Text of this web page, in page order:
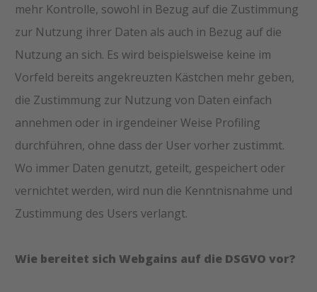
mehr Kontrolle, sowohl in Bezug auf die Zustimmung
zur Nutzung ihrer Daten als auch in Bezug auf die
Nutzung an sich. Es wird beispielsweise keine im
Vorfeld bereits angekreuzten Kästchen mehr geben,
die Zustimmung zur Nutzung von Daten einfach
annehmen oder in irgendeiner Weise Profiling
durchführen, ohne dass der User vorher zustimmt.
Wo immer Daten genutzt, geteilt, gespeichert oder
vernichtet werden, wird nun die Kenntnisnahme und
Zustimmung des Users verlangt.
Wie bereitet sich Webgains auf die DSGVO vor?